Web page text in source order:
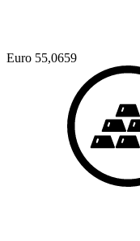
Euro 55,0659